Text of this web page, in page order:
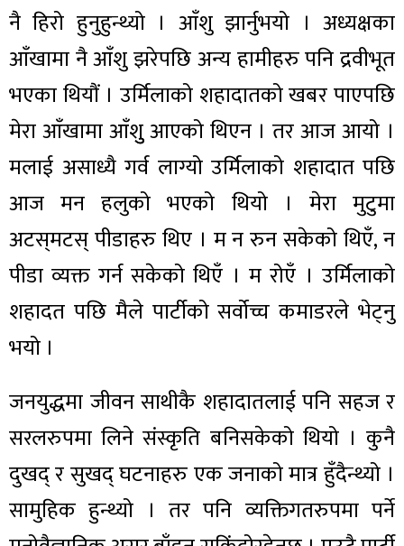
नै हिरो हुनुहुन्थ्यो । आँशु झार्नुभयो । अध्यक्षका
आँखामा नै आँशु झरेपछि अन्य हामीहरु पनि द्रवीभूत
भएका थियौं । उर्मिलाको शहादातको खबर पाएपछि
मेरा आँखामा आँशुु आएको थिएन । तर आज आयो ।
मलाई असाध्यै गर्व लाग्यो उर्मिलाको शहादात पछि
आज मन हलुको भएको थियो । मेरा मुटुमा
अटस्‌मटस् पीडाहरु थिए । म न रुन सकेको थिएँ, न
पीडा व्यक्त गर्न सकेको थिएँ । म रोएँ । उर्मिलाको
शहादत पछि मैले पार्टीको सर्वोच्च कमाडरले भेट्नु
भयो ।
जनयुद्धमा जीवन साथीकै शहादातलाई पनि सहज र
सरलरुपमा लिने संस्कृति बनिसकेको थियो । कुनै
दुखद् र सुखद् घटनाहरु एक जनाको मात्र हुँदैन्थ्यो ।
सामुहिक हुन्थ्यो । तर पनि व्यक्तिगतरुपमा पर्ने